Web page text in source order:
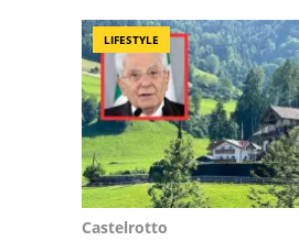
LIFESTYLE
Castelrotto